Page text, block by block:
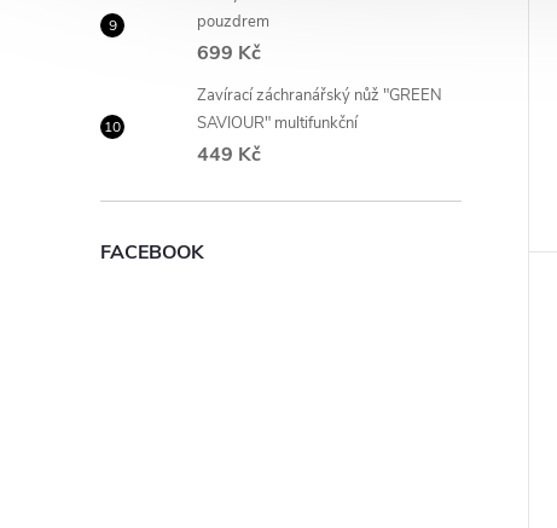
pouzdrem
699 Kč
Zavírací záchranářský nůž "GREEN
SAVIOUR" multifunkční
449 Kč
FACEBOOK